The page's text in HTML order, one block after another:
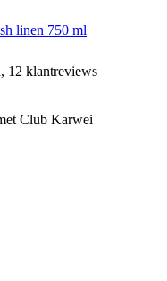
linen 750 ml
12 klantreviews
Club Karwei